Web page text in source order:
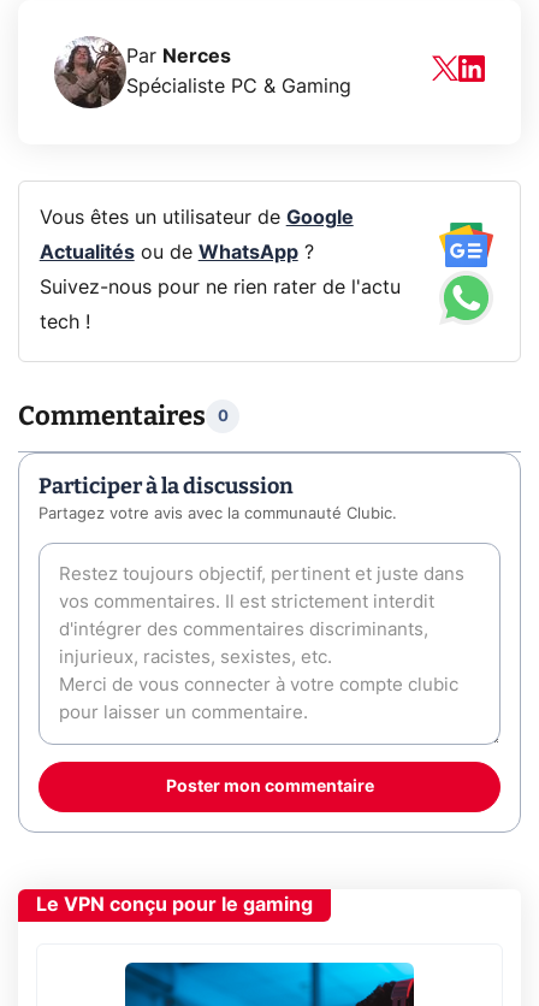
Par Nerces
Spécialiste PC & Gaming
Vous êtes un utilisateur de Google
Actualitésou de WhatsApp?
Suivez-nous pour ne rien rater de l'actu
tech !
Commentaires 0
Participer à la discussion
Partagez votre avis avec la communauté Clubic.
Poster mon commentaire
Le VPN conçu pour le gaming